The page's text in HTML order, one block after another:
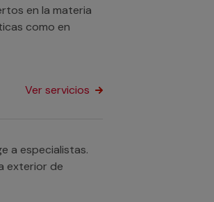
en la materia
como en
Ver servicios
a especialistas.
exterior de